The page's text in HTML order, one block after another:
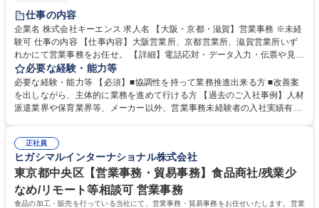
土日祝休み
仕事の内容
企業名 株式会社キーエンス 求人名 【大阪・京都・滋賀】営業事務 ※未経
験可 仕事の内容 【仕事内容】大阪営業所、京都営業所、滋賀営業所いず
れかにて営業事務をお任せ。 【詳細】電話応対・データ入力・伝票や見積
の作成・カタログ送付・来客対応・営業所内で発生する事務業務や業務改
善をお任せ。 【教育制度】ご入社後、育成担当とペアになりながらOJTに
て業務を覚えていただくことが可能です。業務システムがきちんと構築さ
れているため、スムーズに仕事に慣れることができる環境です。また、
募集職種 【大阪・京都・滋賀】営業事務 ※未経験可
必要な経験・能力等
必要な経験・能力等 【必須】■協調性を持って業務推進出来る方 ■改善案
を出しながら、主体的に業務を進めて行ける方 【過去のご入社事例】人材
派遣業界や保育業界等、メーカー以外、営業事務未経験者の入社実績有
えて、お客様や社員の状況に合わせ、能動的なサポート、改善の動きも期
待され。組織を支えるスペシャリストとして、チームに貢献し、結果的に
社員から頼られる存在になることができます。平均19:30の退勤以降の業
務の持ち帰りも禁止されており、メリハリのある働き方となります。 学
歴・資格 学歴：大学院 大学 高専 短大 語学力： 資格：
正社員
ヒガシマルインターナショナル株式会社
東京都中央区【営業事務・貿易事務】食品商社/残業少
なめ/リモート等相談可 営業事務
食品の加工・販売を行っている当社にて、営業事務・貿易事務をお任せいたします。営業